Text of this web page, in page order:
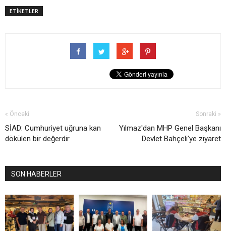
ETİKETLER
« Önceki
SİAD: Cumhuriyet uğruna kan
dökülen bir değerdir
Sonraki »
Yılmaz'dan MHP Genel Başkanı
Devlet Bahçeli’ye ziyaret
SON HABERLER